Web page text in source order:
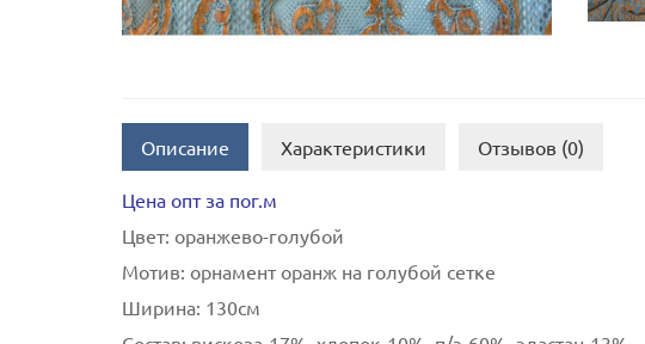
Описание Характеристики Отзывов (0)
Цена опт за пог.м
Цвет: оранжево-голубой
Мотив: орнамент оранж на голубой сетке
Ширина: 130см